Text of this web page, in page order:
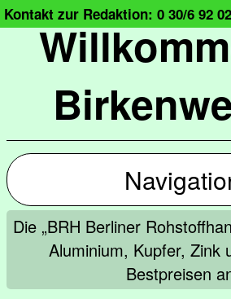
Kontakt zur Redaktion: 0 30/6 92
Die „BRH Berliner
Aluminium, Kupfer, Zink
Bestpreisen